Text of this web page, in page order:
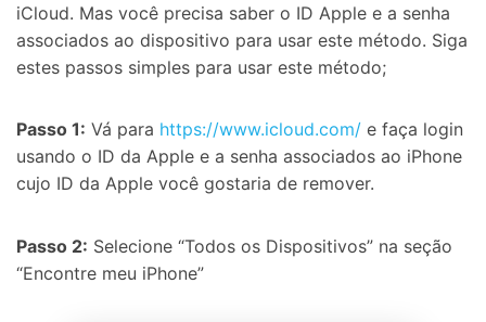
iCloud. Mas você precisa saber o ID Apple e a senha
associados ao dispositivo para usar este método. Siga
estes passos simples para usar este método;
Passo 1: Vá para https://www.icloud.com/ e faça login
usando o ID da Apple e a senha associados ao iPhone
cujo ID da Apple você gostaria de remover.
Passo 2: Selecione “Todos os Dispositivos” na seção
“Encontre meu iPhone”